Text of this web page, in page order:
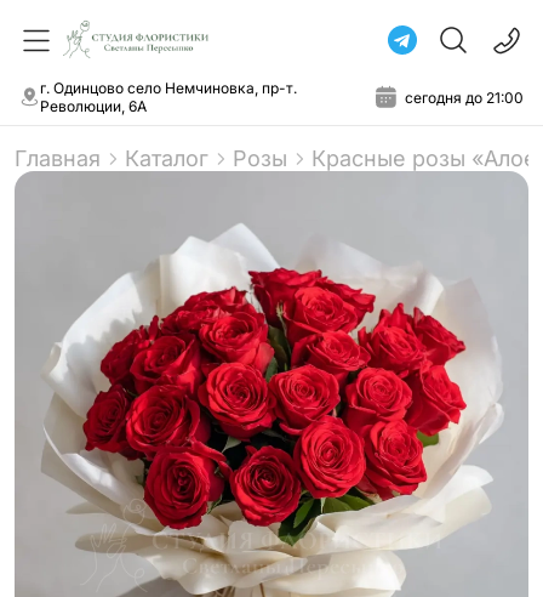
г. Одинцово село Немчиновка, пр-т.
Революции, 6А
сегодня до 21:00
Главная Каталог Розы Красные розы «Алое